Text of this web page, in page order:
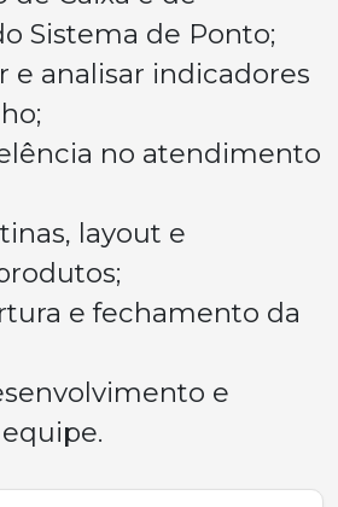
Sistema de Ponto;
e analisar indicadores
no atendimento
layout e
e fechamento da
e